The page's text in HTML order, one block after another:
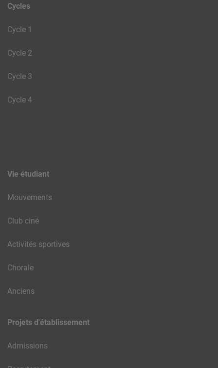
Cycles
Cycle 1
Cycle 2
Cycle 3
Cycle 4
Vie étudiant
Mouvements
Club ciné
Activités sportives
Chorale
Anciens
Projets d'établissement
Admissions